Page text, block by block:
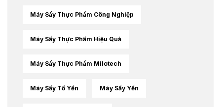
Máy Sấy Thực Phẩm Công Nghiệp
Máy Sấy Thực Phẩm Hiệu Quả
Máy Sấy Thực Phẩm Milotech
Máy Sấy Tổ Yến Máy Sấy Yến